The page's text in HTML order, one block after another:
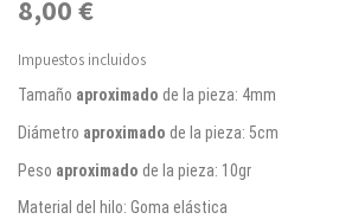
8,00 €
Impuestos incluidos
Tamaño aproximado de la pieza: 4mm
Diámetro aproximado de la pieza: 5cm
Peso aproximado de la pieza: 10gr
Material del hilo: Goma elástica